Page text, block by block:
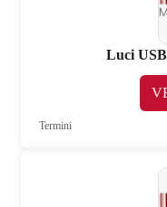
Luci
Termini